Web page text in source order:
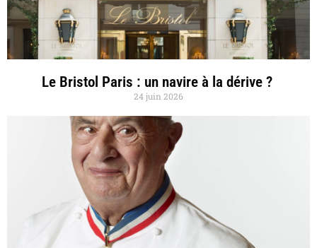
Le Bristol Paris : un navire à la dérive ?
24 juin 2026